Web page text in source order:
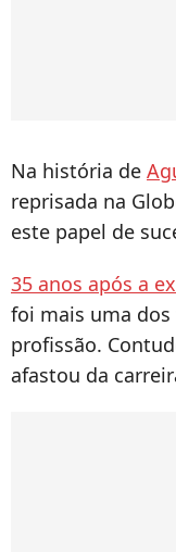
Na história de
reprisada na
este papel de
35 anos após a
foi mais uma
profissão.
afastou da